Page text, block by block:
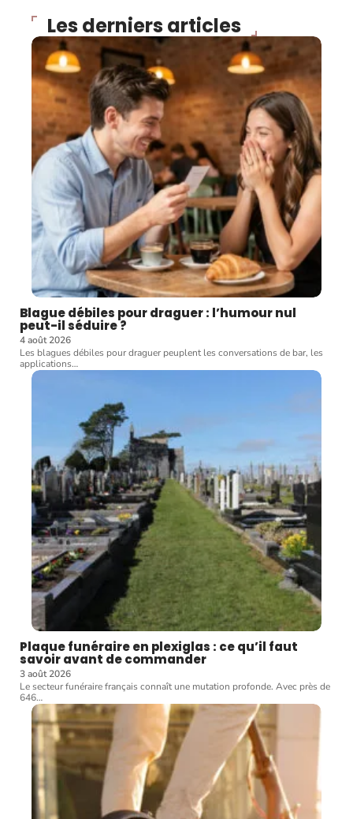
Les derniers articles
Blague débiles pour draguer : l’humour nul
peut-il séduire ?
4 août 2026
Les blagues débiles pour draguer peuplent les conversations de bar, les
applications…
Plaque funéraire en plexiglas : ce qu’il faut
savoir avant de commander
3 août 2026
Le secteur funéraire français connaît une mutation profonde. Avec près de
646…